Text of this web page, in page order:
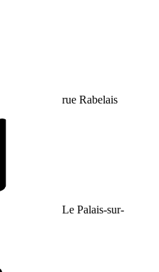
rue Rabelais
Le Palais-sur-